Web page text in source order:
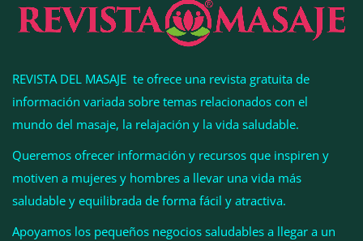
cambiar sus rasgos, según la Clínica Mética
REVISTA DEL MASAJE te ofrece una revista gratuita de
información variada sobre temas relacionados con el
mundo del masaje, la relajación y la vida saludable.
Queremos ofrecer información y recursos que inspiren y
motiven a mujeres y hombres a llevar una vida más
saludable y equilibrada de forma fácil y atractiva.
Apoyamos los pequeños negocios saludables a llegar a un